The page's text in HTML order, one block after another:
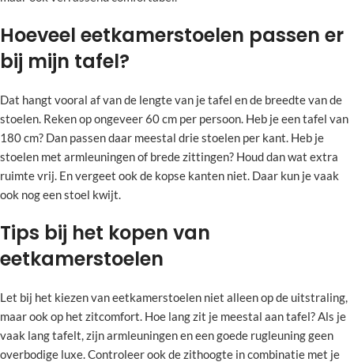
Hoeveel eetkamerstoelen passen er
bij mijn tafel?
Dat hangt vooral af van de lengte van je tafel en de breedte van de
stoelen. Reken op ongeveer 60 cm per persoon. Heb je een tafel van
180 cm? Dan passen daar meestal drie stoelen per kant. Heb je
stoelen met armleuningen of brede zittingen? Houd dan wat extra
ruimte vrij. En vergeet ook de kopse kanten niet. Daar kun je vaak
ook nog een stoel kwijt.
Tips bij het kopen van
eetkamerstoelen
Let bij het kiezen van eetkamerstoelen niet alleen op de uitstraling,
maar ook op het zitcomfort. Hoe lang zit je meestal aan tafel? Als je
vaak lang tafelt, zijn armleuningen en een goede rugleuning geen
overbodige luxe. Controleer ook de zithoogte in combinatie met je